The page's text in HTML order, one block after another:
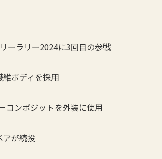
ーラリー2024に3回目の参戦
ボディを採用
コンポジットを外装に使用
アが続投